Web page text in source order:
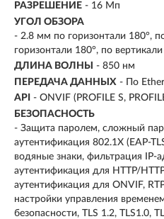
РАЗРЕШЕНИЕ - 16 Мп
УГОЛ ОБЗОРА
- 2.8 мм по горизонтали 180°,
горизонтали 180°, по
ДЛИНА ВОЛНЫ
- 850 нм
ПЕРЕДАЧА ДАННЫХ - По
API
- ONVIF (PROFILE S,
БЕЗОПАСНОСТЬ
- Защита паролем, сложный
аутентификация 802.1X (EAP-
водяные знаки, фильтрация IP-
аутентификация для HTTP/
аутентификация для ONVIF,
настройки управления
безопасности, TLS 1.2, TLS1.0,